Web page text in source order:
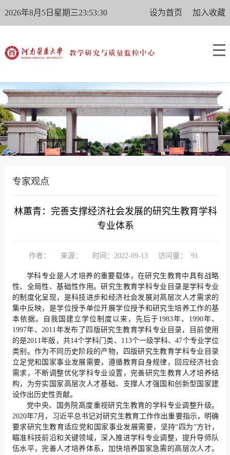
2026年8月5日星期三23:53:30 设为首页 加入收藏
专家观点
林蕙青：完善支撑经济社会发展的研究生教育学科
专业体系
作者： 来源： 时间：2022-09-13 访问量： 91
学科专业是人才培养的重要载体，在研究生教育中具有战略
性、全局性、基础性作用。研究生教育学科专业目录是学科专业
的制度化呈现，是科技进步和经济社会发展对高层次人才需求的
集中反映，是学位授予单位开展学位授予和研究生培养工作的基
本依据。自我国建立学位制度以来，先后于1983年、1990年、
1997年、2011年发布了四版研究生教育学科专业目录，目前使用
的是2011年版，共14个学科门类、113个一级学科、47个专业学位
类别。作为不同历史阶段的产物，四版研究生教育学科专业目录
立足党和国家事业发展需要，遵循教育自身规律，回应经济社会
需求，不断调整优化学科专业设置，完善研究生教育人才培养结
构，为夯实国家高层次人才基础、支撑人才强国和创新型国家建
设作出历史性贡献。
党中央、国务院高度重视研究生教育的学科专业调整升级。
2020年7月，习近平总书记对研究生教育工作作出重要指示，明确
要求研究生教育适应党和国家事业发展需要，坚持“四为”方针，
瞄准科技前沿和关键领域，深入推进学科专业调整，提升导师队
伍水平，完善人才培养体系，加快培养国家急需的高层次人才。